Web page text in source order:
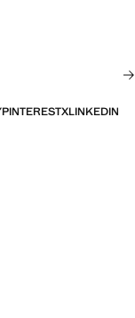
PINTERESTXLINKEDIN